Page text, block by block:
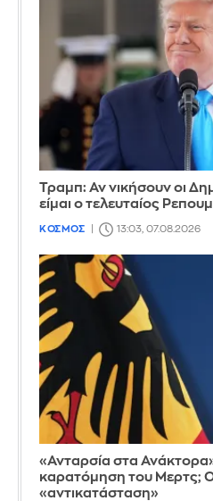
Τραμπ: Αν νικήσουν οι
είμαι ο τελευταίος
ΚΟΣΜΟΣ 13:03, 07.08.2026
«Ανταρσία στα
καρατόμηση του Μερτς; Ο
«αντικατάσταση»